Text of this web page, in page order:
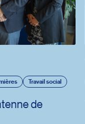
Travail social
de